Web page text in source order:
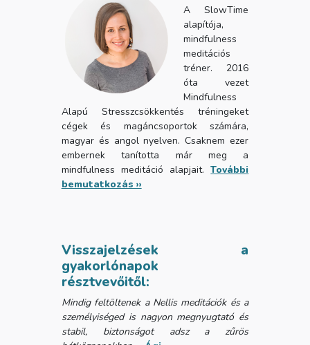
A SlowTime
alapítója,
mindfulness
meditációs
tréner. 2016
óta vezet
Mindfulness
Alapú Stresszcsökkentés tréningeket
cégek és magáncsoportok számára,
magyar és angol nyelven. Csaknem ezer
embernek tanította már meg a
mindfulness meditáció alapjait.További
bemutatkozás ››
Visszajelzések a
gyakorlónapok
résztvevőitől:
Mindig feltöltenek a Nellis meditációk és a
személyiséged is nagyon megnyugtató és
stabil, biztonságot adsz a zűrös